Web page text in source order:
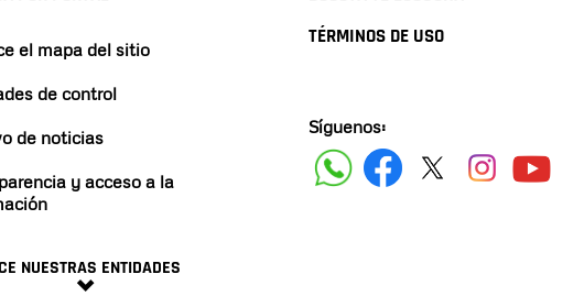
el mapa del sitio
de control
de noticias
y acceso a la
NUESTRAS ENTIDADES
TÉRMINOS DE USO
Síguenos: